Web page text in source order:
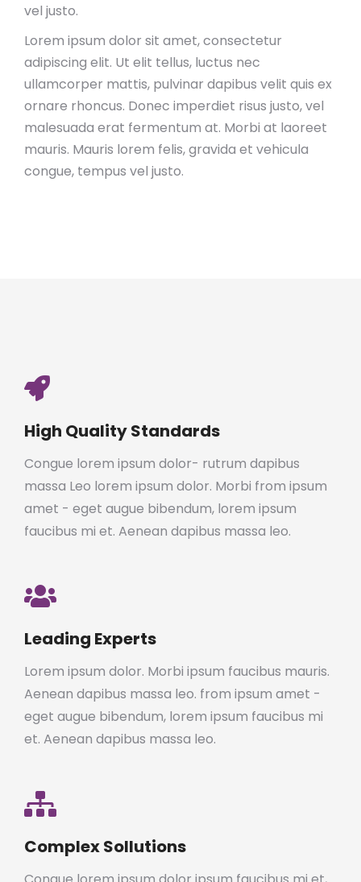
vel justo.
Lorem ipsum dolor sit amet, consectetur
adipiscing elit. Ut elit tellus, luctus nec
ullamcorper mattis, pulvinar dapibus velit quis ex
ornare rhoncus. Donec imperdiet risus justo, vel
malesuada erat fermentum at. Morbi at laoreet
mauris. Mauris lorem felis, gravida et vehicula
congue, tempus vel justo.
High Quality Standards
Congue lorem ipsum dolor- rutrum dapibus
massa Leo lorem ipsum dolor. Morbi from ipsum
amet - eget augue bibendum, lorem ipsum
faucibus mi et. Aenean dapibus massa leo.
Leading Experts
Lorem ipsum dolor. Morbi ipsum faucibus mauris.
Aenean dapibus massa leo. from ipsum amet -
eget augue bibendum, lorem ipsum faucibus mi
et. Aenean dapibus massa leo.
Complex Sollutions